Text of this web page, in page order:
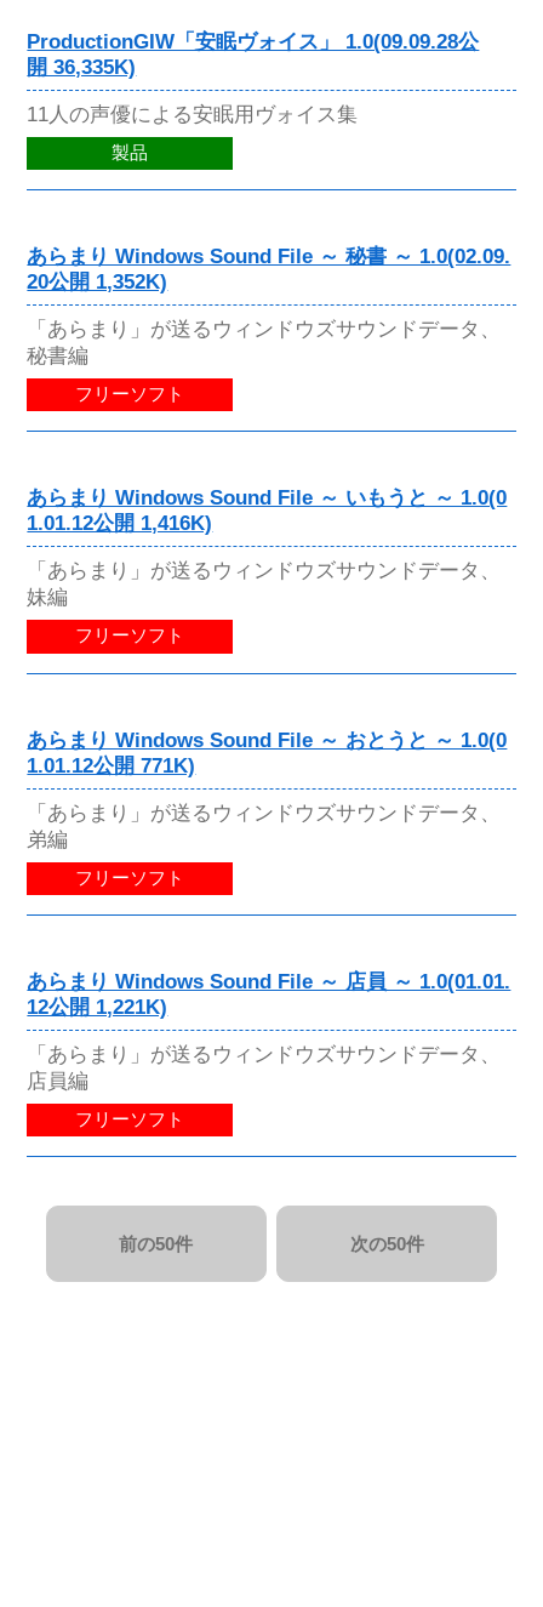
ProductionGIW「安眠ヴォイス」 1.0(09.09.28公
開 36,335K)
11人の声優による安眠用ヴォイス集
製品
あらまり Windows Sound File ～ 秘書 ～ 1.0(02.09.
20公開 1,352K)
「あらまり」が送るウィンドウズサウンドデータ、
秘書編
フリーソフト
あらまり Windows Sound File ～ いもうと ～ 1.0(0
1.01.12公開 1,416K)
「あらまり」が送るウィンドウズサウンドデータ、
妹編
フリーソフト
あらまり Windows Sound File ～ おとうと ～ 1.0(0
1.01.12公開 771K)
「あらまり」が送るウィンドウズサウンドデータ、
弟編
フリーソフト
あらまり Windows Sound File ～ 店員 ～ 1.0(01.01.
12公開 1,221K)
「あらまり」が送るウィンドウズサウンドデータ、
店員編
フリーソフト
前の50件 次の50件